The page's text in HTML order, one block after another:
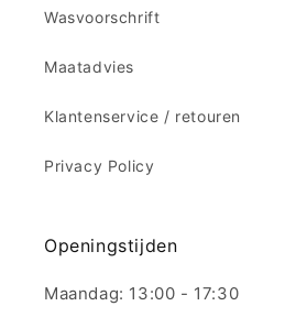
Wasvoorschrift
Maatadvies
Klantenservice / retouren
Privacy Policy
Openingstijden
Maandag: 13:00 - 17:30